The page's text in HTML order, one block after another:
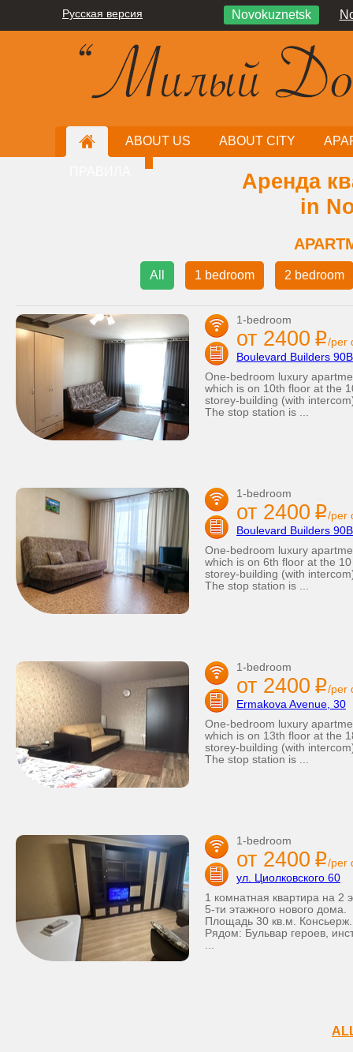
Русская версия Novokuznetsk
ABOUT US ABOUT CITY
Аренда
in
All 1 bedroom 2 bedroom
1-bedroom
от 2400 i/per
Boulevard Builders 90B
One-bedroom luxury
which is on 10th floor at the
storey-building (with
The stop station is ...
1-bedroom
от 2400 i/per
Boulevard Builders
One-bedroom luxury
which is on 6th floor at the 10
storey-building (with
The stop station is ...
1-bedroom
от 2400 i/per
Ermakova Avenue, 30
One-bedroom luxury
which is on 13th floor at the
storey-building (with
The stop station is ...
1-bedroom
от 2400 i/per
ул. Циолковского 60
1 комнатная квартира на 2
5-ти этажного нового дома.
Площадь 30 кв.м. Консьерж.
Рядом: Бульвар героев,
...